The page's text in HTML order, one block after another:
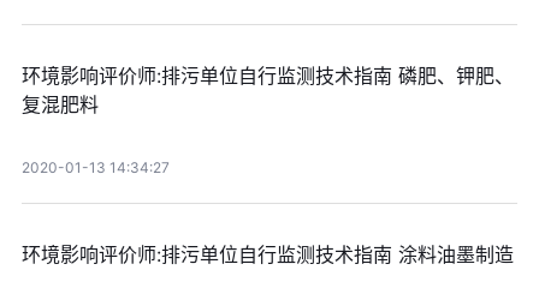
环境影响评价师:排污单位自行监测技术指南 磷肥、钾肥、
复混肥料
2020-01-13 14:34:27
环境影响评价师:排污单位自行监测技术指南 涂料油墨制造